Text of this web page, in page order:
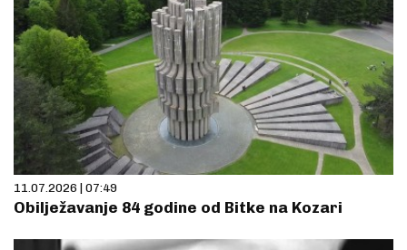
11.07.2026 | 07:49
Obilježavanje 84 godine od Bitke na Kozari